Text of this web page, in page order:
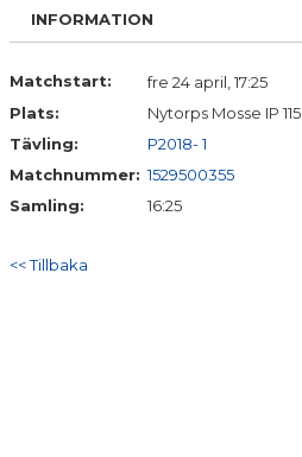
DOKUMENT
INFORMATION
Matchstart:
fre 24 april, 17:25
Plats:
Nytorps Mosse IP 115
Tävling:
P2018- 1
Matchnummer: 1529500355
Samling:
16:25
<< Tillbaka